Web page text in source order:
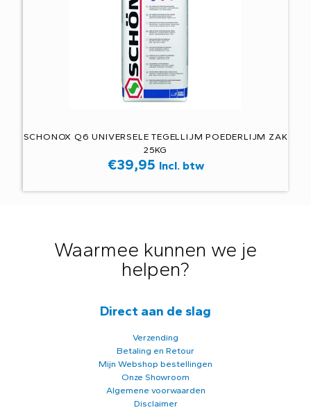
SCHONOX Q6 UNIVERSELE TEGELLIJM POEDERLIJM ZAK
25KG
€39,95 Incl. btw
Waarmee kunnen we je
helpen?
Direct aan de slag
Verzending
Betaling en Retour
Mijn Webshop bestellingen
Onze Showroom
Algemene voorwaarden
Disclaimer